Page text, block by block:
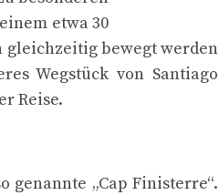
etwa 30
gleichzeitig bewegt werden
Wegstück von Santiago
Reise.
genannte „Cap Finisterre“.